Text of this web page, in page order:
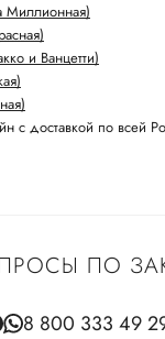
Миллионная)
и Ванцетти)
с доставкой по всей
ПО
8 800 333 49